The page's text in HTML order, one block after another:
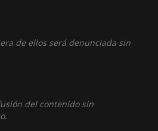
de ellos será denunciada sin
del contenido sin